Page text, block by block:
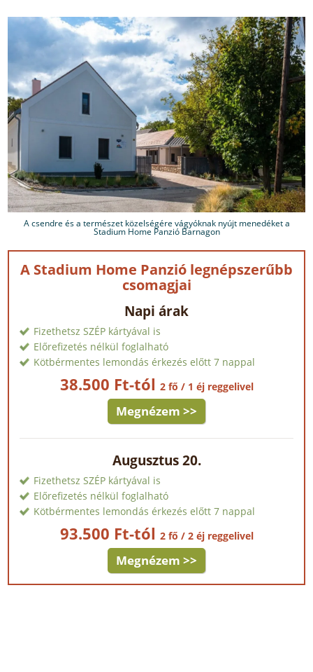
A csendre és a természet közelségére vágyóknak nyújt menedéket a
Stadium Home Panzió Barnagon
A Stadium Home Panzió legnépszerűbb
csomagjai
Napi árak
Fizethetsz SZÉP kártyával is
Előrefizetés nélkül foglalható
Kötbérmentes lemondás érkezés előtt 7 nappal
38.500 Ft-tól 2 fő / 1 éj reggelivel
Megnézem >>
Augusztus 20.
Fizethetsz SZÉP kártyával is
Előrefizetés nélkül foglalható
Kötbérmentes lemondás érkezés előtt 7 nappal
93.500 Ft-tól 2 fő / 2 éj reggelivel
Megnézem >>